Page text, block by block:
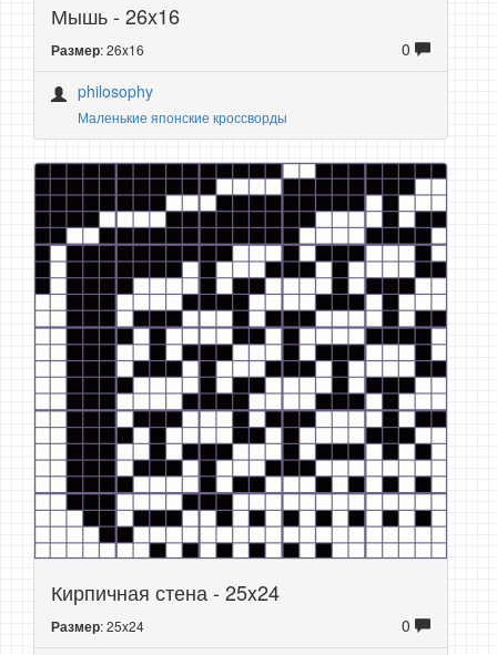
Мышь - 26x16
Размер: 26x16
0
philosophy
Маленькие японские кроссворды
Кирпичная стена - 25x24
Размер: 25x24
0